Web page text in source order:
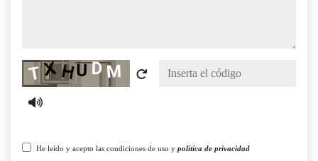
Captcha
He leído y acepto las condiciones de uso y política de privacidad